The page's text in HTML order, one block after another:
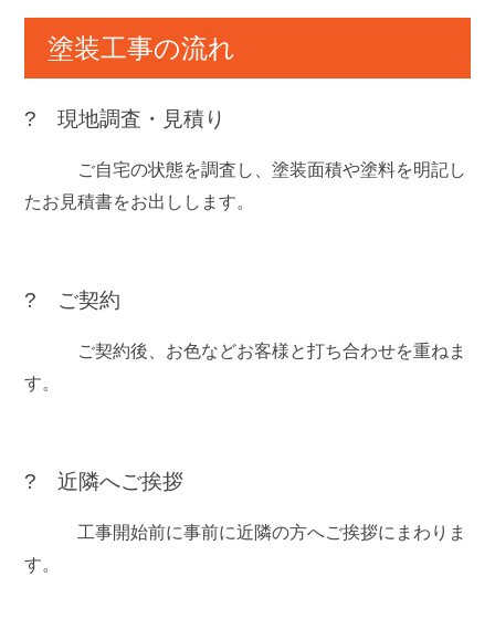
塗装工事の流れ
? 現地調査・見積り
ご自宅の状態を調査し、塗装面積や塗料を明記し
たお見積書をお出しします。
? ご契約
ご契約後、お色などお客様と打ち合わせを重ねま
す。
? 近隣へご挨拶
工事開始前に事前に近隣の方へご挨拶にまわりま
す。